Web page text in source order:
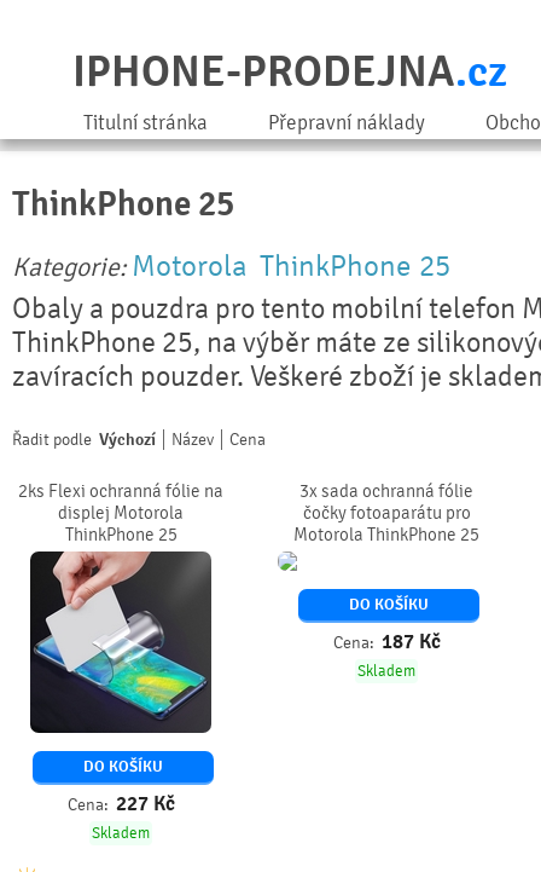
IPHONE-PRODEJNA.cz
Titulní stránka Přepravní náklady
ThinkPhone 25
Kategorie: Motorola ThinkPhone 25
Obaly a pouzdra pro tento mobilní telefon
ThinkPhone 25, na výběr máte ze
zavíracích pouzder. Veškeré zboží je
Řadit podle Výchozí Název Cena
2ks Flexi ochranná fólie na
displej Motorola
ThinkPhone 25
DO KOŠÍKU
Cena: 227 Kč
Skladem
3x sada ochranná fólie
čočky fotoaparátu pro
Motorola ThinkPhone 25
DO KOŠÍKU
Cena: 187 Kč
Skladem